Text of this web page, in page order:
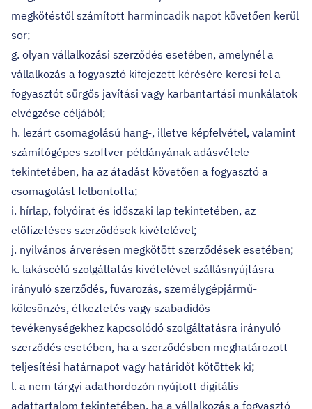
megkötéstől számított harmincadik napot követően kerül
sor;
g. olyan vállalkozási szerződés esetében, amelynél a
vállalkozás a fogyasztó kifejezett kérésére keresi fel a
fogyasztót sürgős javítási vagy karbantartási munkálatok
elvégzése céljából;
h. lezárt csomagolású hang-, illetve képfelvétel, valamint
számítógépes szoftver példányának adásvétele
tekintetében, ha az átadást követően a fogyasztó a
csomagolást felbontotta;
i. hírlap, folyóirat és időszaki lap tekintetében, az
előfizetéses szerződések kivételével;
j. nyilvános árverésen megkötött szerződések esetében;
k. lakáscélú szolgáltatás kivételével szállásnyújtásra
irányuló szerződés, fuvarozás, személygépjármű-
kölcsönzés, étkeztetés vagy szabadidős
tevékenységekhez kapcsolódó szolgáltatásra irányuló
szerződés esetében, ha a szerződésben meghatározott
teljesítési határnapot vagy határidőt kötöttek ki;
l. a nem tárgyi adathordozón nyújtott digitális
adattartalom tekintetében, ha a vállalkozás a fogyasztó